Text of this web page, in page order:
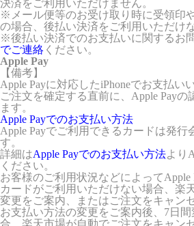
決済をご利用いただけません。
※メール便等のお受け取り時に受領印
の場合、後払い決済をご利用いただけ
※後払い決済でのお支払いに関するお
でご連絡 ください。
Apple Pay
【備考】
Apple Payに対応したiPhoneでお支払い
ご注文を確定する直前に、Apple Payの
ます。
Apple Payでのお支払い方法
Apple Payでご利用できるカードは発行
す。
詳細はApple Payでのお支払い方法より
ください。
お客様のご利用状況などによってApple
カードがご利用いただけない場合、楽
変更をご案内、またはご注文をキャン
お支払い方法の変更をご案内後、7日
合、楽天市場が自動でご注文をキャン